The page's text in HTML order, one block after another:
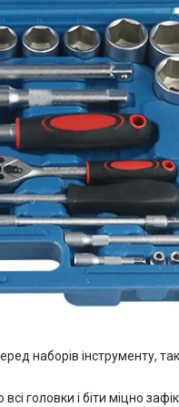
наборів інструменту,
головки і біти міцно